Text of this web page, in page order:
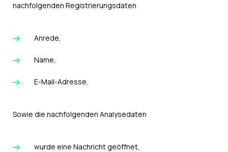
nachfolgenden Registrierungsdaten
Anrede,
Name,
E-Mail-Adresse.
Sowie die nachfolgenden Analysedaten
wurde eine Nachricht geöffnet,